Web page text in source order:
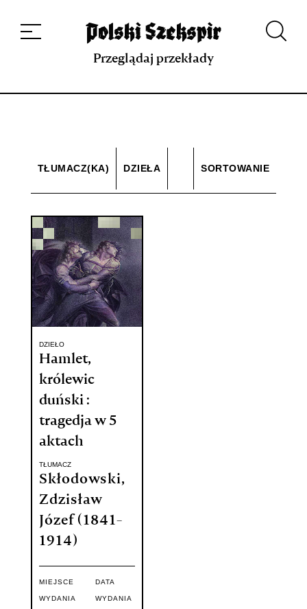
projekcie
Kontakt Indeks strony Aplikacja
Repozytorium XIX w.
Przeglądaj przekłady
TŁUMACZ(KA) DZIEŁA SORTOWANIE
DZIEŁO
Hamlet,
królewic
duński :
tragedja w 5
aktach
TŁUMACZ
Skłodowski,
Zdzisław
Józef (1841-
1914)
MIEJSCE
WYDANIA
DATA
WYDANIA